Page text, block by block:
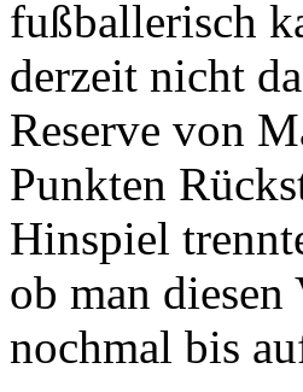
fußballerisch
derzeit nicht
Reserve von
Punkten
Hinspiel
ob man
nochmal bis